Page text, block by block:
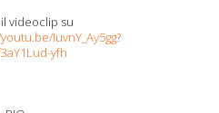
videoclip su
IuvnY_Ay5gg?
yfh